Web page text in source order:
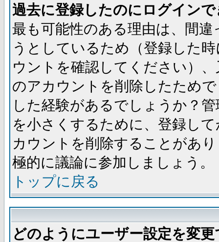
過去に登録したのにログイン
最も可能性のある理由は、間
うとしているため（登録した
ウントを確認してください）
のアカウントを削除したため
した経験があるでしょうか？
を小さくするために、登録し
カウントを削除することがあ
極的に議論に参加しましょう。
トップに戻る
どのようにユーザー設定を変